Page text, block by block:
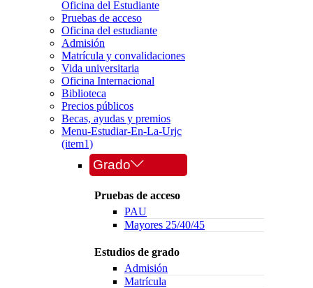
Oficina del Estudiante
Pruebas de acceso
Oficina del estudiante
Admisión
Matrícula y convalidaciones
Vida universitaria
Oficina Internacional
Biblioteca
Precios públicos
Becas, ayudas y premios
Menu-Estudiar-En-La-Urjc
(item1)
Grado
Pruebas de acceso
PAU
Mayores 25/40/45
Estudios de grado
Admisión
Matrícula